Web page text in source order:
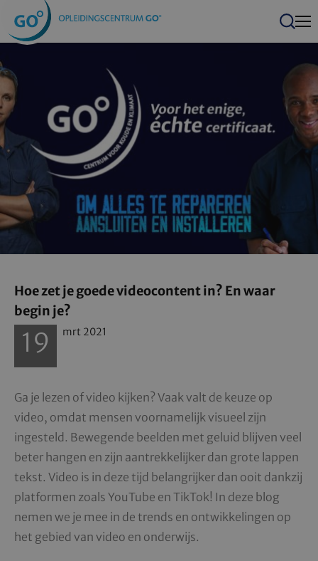
Zoeken
Hoe zet je goede videocontent in? En waar
begin je?
Date
19 mrt 2021
Ga je lezen of video kijken? Vaak valt de keuze op
video, omdat mensen voornamelijk visueel zijn
ingesteld. Bewegende beelden met geluid blijven veel
beter hangen en zijn aantrekkelijker dan grote lappen
tekst. Video is in deze tijd belangrijker dan ooit dankzij
platformen zoals YouTube en TikTok! In deze blog
nemen we je mee in de trends en ontwikkelingen op
het gebied van video en onderwijs.